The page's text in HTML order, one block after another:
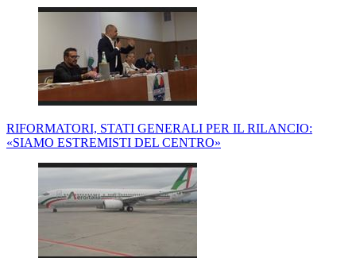
RIFORMATORI, STATI GENERALI PER IL RILANCIO:
«SIAMO ESTREMISTI DEL CENTRO»